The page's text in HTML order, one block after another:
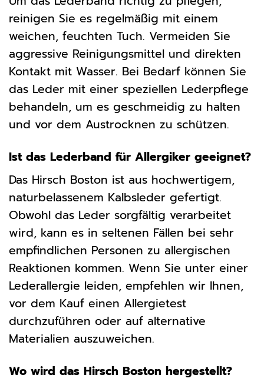
reinigen Sie es regelmäßig mit einem
weichen, feuchten Tuch. Vermeiden Sie
aggressive Reinigungsmittel und direkten
Kontakt mit Wasser. Bei Bedarf können Sie
das Leder mit einer speziellen Lederpflege
behandeln, um es geschmeidig zu halten
und vor dem Austrocknen zu schützen.
Ist das Lederband für Allergiker geeignet?
Das Hirsch Boston ist aus hochwertigem,
naturbelassenem Kalbsleder gefertigt.
Obwohl das Leder sorgfältig verarbeitet
wird, kann es in seltenen Fällen bei sehr
empfindlichen Personen zu allergischen
Reaktionen kommen. Wenn Sie unter einer
Lederallergie leiden, empfehlen wir Ihnen,
vor dem Kauf einen Allergietest
durchzuführen oder auf alternative
Materialien auszuweichen.
Wo wird das Hirsch Boston hergestellt?